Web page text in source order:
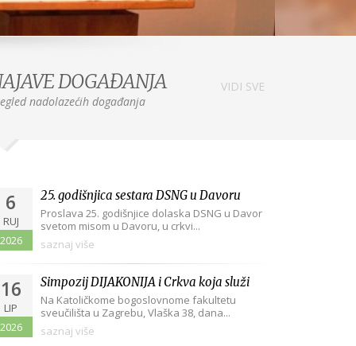
14
SIJ
2020
VIJEST/ više
29
KOL
DOGAĐANJA
nadolazećih događanja
VIDI SVE
6
RUJ
2026
25. godišnjica sestara DSNG u Davoru
Proslava 25. godišnjice dolaska DSNG u Davor
svetom misom u Davoru, u crkvi...
saznaj više
16
LIP
2026
Simpozij DIJAKONIJA i Crkva koja služi
Na Katoličkome bogoslovnome fakultetu
sveučilišta u Zagrebu, Vlaška 38, dana...
saznaj više